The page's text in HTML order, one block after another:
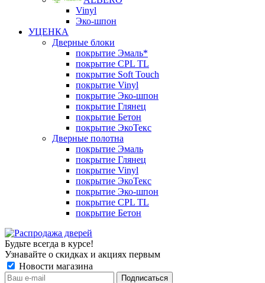
Vinyl
Эко-шпон
УЦЕНКА
Дверные блоки
покрытие Эмаль*
покрытие CPL TL
покрытие Soft Touch
покрытие Vinyl
покрытие Эко-шпон
покрытие Глянец
покрытие Бетон
покрытие ЭкоТекс
Дверные полотна
покрытие Эмаль
покрытие Глянец
покрытие Vinyl
покрытие ЭкоТекс
покрытие Эко-шпон
покрытие CPL TL
покрытие Бетон
Будьте всегда в курсе!
Узнавайте о скидках и акциях первым
Новости магазина